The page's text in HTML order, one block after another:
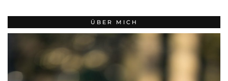
ÜBER MICH